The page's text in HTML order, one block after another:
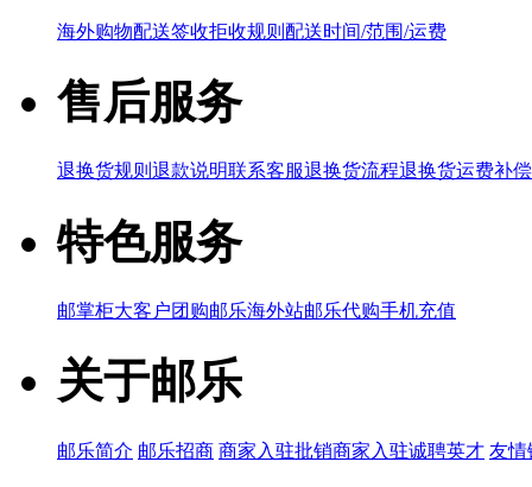
海外购物配送签收拒收规则 配送时间/范围/运费
售后服务
退换货规则 退款说明联系客服退换货流程退换货运费补
特色服务
邮掌柜大客户团购邮乐海外站邮乐代购手机充值
关于邮乐
邮乐简介 邮乐招商 商家入驻批销商家入驻诚聘英才 友情